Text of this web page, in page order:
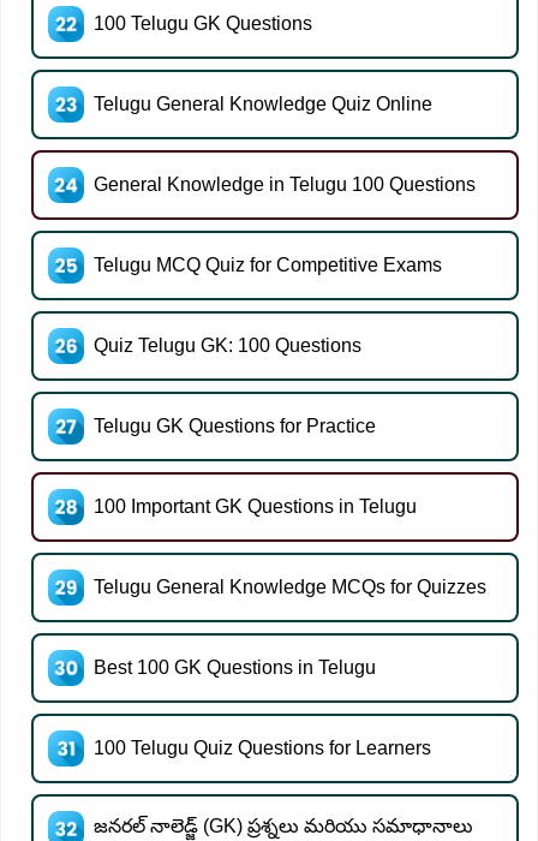
100 Telugu GK Questions
Telugu General Knowledge Quiz Online
General Knowledge in Telugu 100 Questions
Telugu MCQ Quiz for Competitive Exams
Quiz Telugu GK: 100 Questions
Telugu GK Questions for Practice
100 Important GK Questions in Telugu
Telugu General Knowledge MCQs for Quizzes
Best 100 GK Questions in Telugu
100 Telugu Quiz Questions for Learners
జనరల్ నాలెడ్జ్ (GK) ప్రశ్నలు మరియు సమాధానాలు